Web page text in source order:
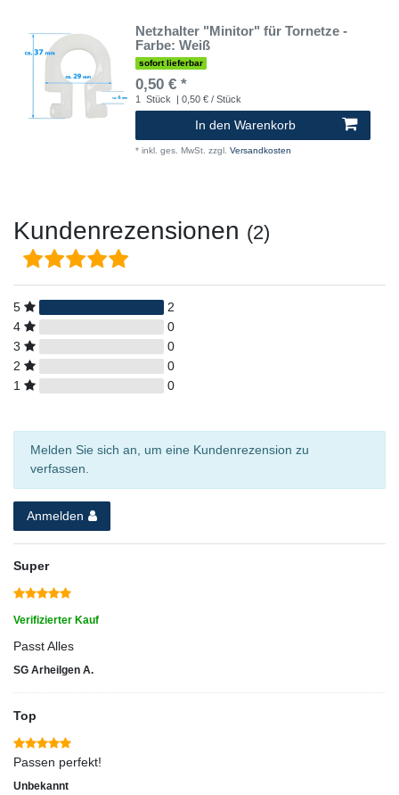
Netzhalter "Minitor" für Tornetze -
Farbe: Weiß
sofort lieferbar
0,50 € *
1 Stück | 0,50 € / Stück
In den Warenkorb
* inkl. ges. MwSt. zzgl. Versandkosten
Kundenrezensionen (2)
5
2
4
0
3
0
2
0
1
0
Melden Sie sich an, um eine Kundenrezension zu
verfassen.
Anmelden
Super
Verifizierter Kauf
Passt Alles
SG Arheilgen A.
Top
Passen perfekt!
Unbekannt